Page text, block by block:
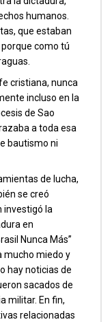
humanos.
que estaban
como tú
cristiana, nunca
incluso en la
de Sao
a toda esa
bautismo ni
de lucha,
se creó
investigó la
en
Nunca Más”
mucho miedo y
hay noticias de
sacados de
militar. En fin,
relacionadas